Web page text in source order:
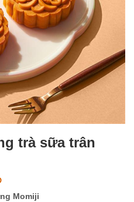
trà sữa trân
Momiji